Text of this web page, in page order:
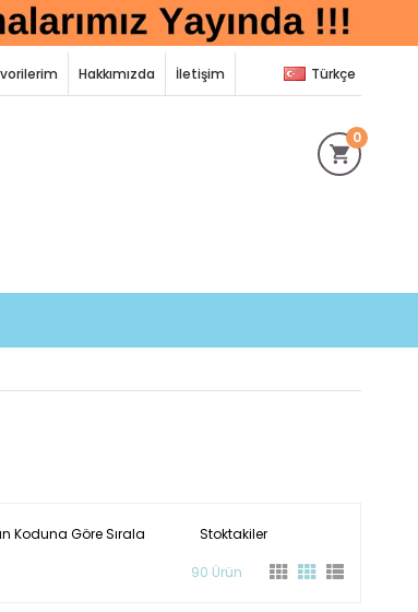
Hakkımızda İletişim Türkçe
0
Koduna Göre Sırala Stoktakiler
90 Ürün